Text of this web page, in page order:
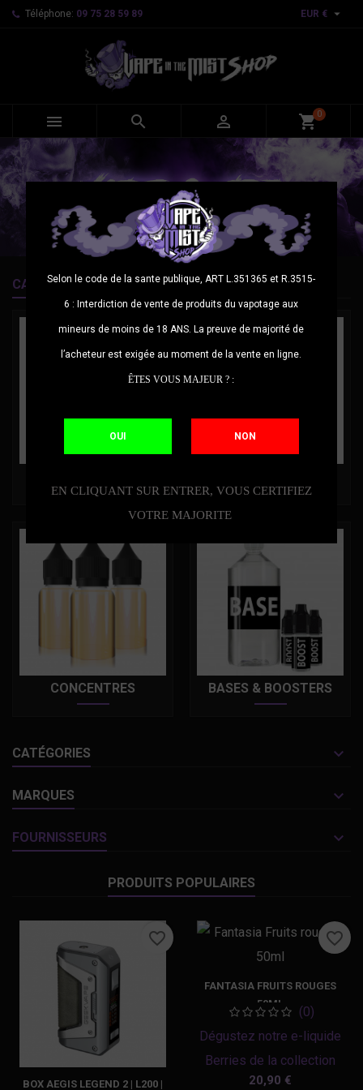
Selon le code de la sante publique, ART L.351365 et R.3515-
6 : Interdiction de vente de produits du vapotage aux
mineurs de moins de 18 ANS. La preuve de majorité de
l’acheteur est exigée au moment de la vente en ligne.
ÊTES VOUS MAJEUR ? :
OUI NON
EN CLIQUANT SUR ENTRER, VOUS CERTIFIEZ
VOTRE MAJORITE
Téléphone: 09 75 28 59 89 EUR € 
   shopping_cart0
CATÉGORIES VEDETTES
CONCENTRES BASES & BOOSTERS
CATÉGORIES
MARQUES
FOURNISSEURS
PRODUITS POPULAIRES
BOX AEGIS LEGEND 2 | L200 |
favorite_border
FANTASIA FRUITS ROUGES
50ML
(0)
Dégustez notre e-liquide
Berries de la collection
Fantasia : si vous êtes
Prix
20,90 €
favorite_border